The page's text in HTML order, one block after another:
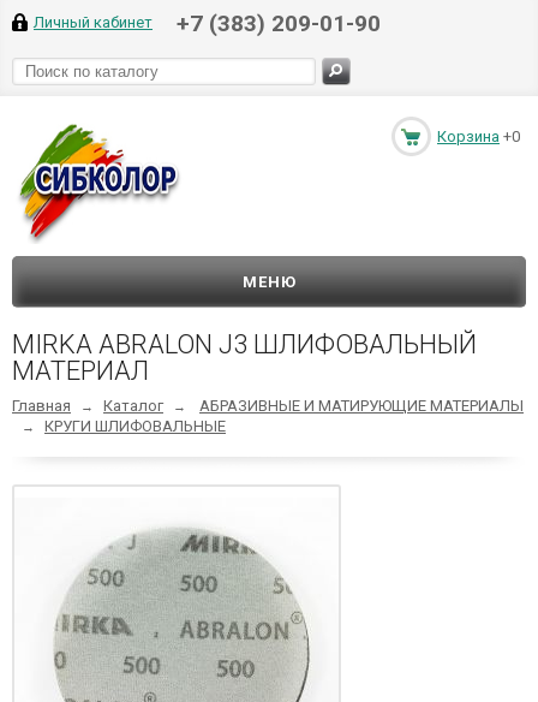
Личный кабинет +7 (383) 209-01-90
Корзина +0
МЕНЮ
MIRKA ABRALON J3 ШЛИФОВАЛЬНЫЙ
МАТЕРИАЛ
Главная → Каталог → АБРАЗИВНЫЕ И МАТИРУЮЩИЕ МАТЕРИАЛЫ
→ КРУГИ ШЛИФОВАЛЬНЫЕ